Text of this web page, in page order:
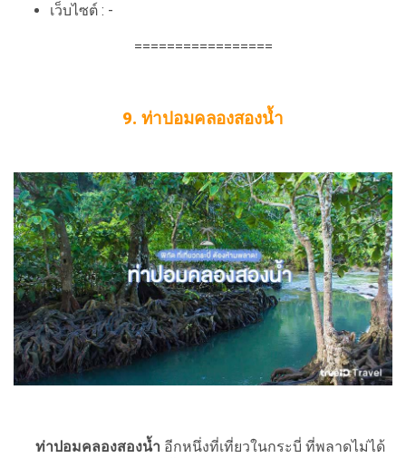
เว็บไซต์ : -
=================
9. ท่าปอมคลองสองน้ำ
ท่าปอมคลองสองน้ำ อีกหนึ่งที่เที่ยวในกระบี่ ที่พลาดไม่ได้